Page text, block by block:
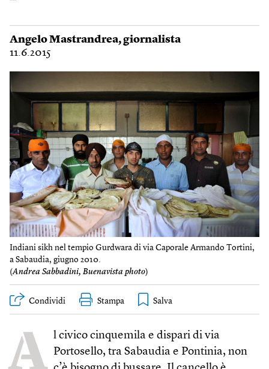
Angelo Mastrandrea, giornalista
11.6.2015
Indiani sikh nel tempio Gurdwara di via Caporale Armando Tortini,
a Sabaudia, giugno 2010.
(Andrea Sabbadini, Buenavista photo)
Condividi Stampa
A l civico cinquemila e dispari di via
Portosello, tra Sabaudia e Pontinia, non